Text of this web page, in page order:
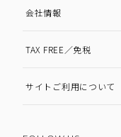
会社情報
TAX FREE／免税
サイトご利用について